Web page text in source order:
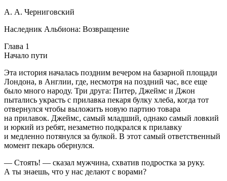
А. А. Черниговский
Наследник Альбиона: Возвращение
Глава 1
Начало пути
Эта история началась поздним вечером на базарной площади
Лондона, в Англии, где, несмотря на поздний час, все еще
было много народу. Три друга: Питер, Джеймс и Джон
пытались украсть с прилавка пекаря булку хлеба, когда тот
отвернулся чтобы выложить новую партию товара
на прилавок. Джеймс, самый младший, однако самый ловкий
и юркий из ребят, незаметно подкрался к прилавку
и медленно потянулся за булкой. В этот самый ответственный
момент пекарь обернулся.
— Стоять! — сказал мужчина, схватив подростка за руку.
А ты знаешь, что у нас делают с ворами?